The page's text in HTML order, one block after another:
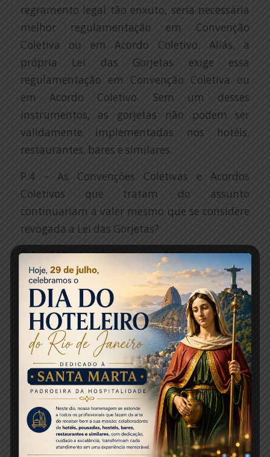
regramento legal tão enxuto, seria necessária
melhor regulamentação em Convenção
Coletiva ou em Acordo Coletivo. Aliás, a
própria Lei das Gorjetas exige essa
regulamentação em Convenção Coletiva ou
em Acordo Coletivo. Sem um desses
instrumentos, as gorjetas não podem ser
validamente implementadas nos hotéis,
restaurantes, bares e similares.
P.4 – As Convenções Coletivas e Acordos
Coletivos que tratam do assunto
continuariam a valer mesmo que se considere
revogada a Lei das Gorjetas?
R.4 – Sem dúvida que sim. Inclusive, após a
Reforma Trabalhista, as Convenções e Acordos
ganharam ainda mais força. Tais
instrumentos de negociação coletiva
prevalecem sobre a própria lei.
P.5 – Então em uma cidade como São Paulo,
por exemplo, em que há Convenção Coletiva
específica das Gorjetas, nada mudaria, mesmo
a se considerar a revogação da Lei das
Gorjetas?
R.5 – Exatamente. Vale a Convenção Coletiva